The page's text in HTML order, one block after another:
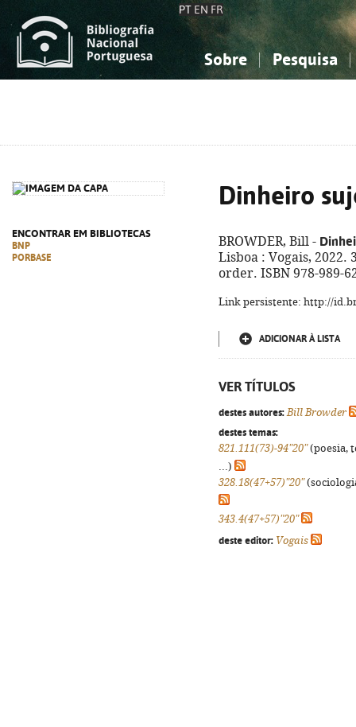
PT EN FR
Sobre Pesquisa
ENCONTRAR EM BIBLIOTECAS
BNP
PORBASE
Dinheiro
BROWDER, Bill -
Lisboa : Vogais, 2022.
order. ISBN 978-989-
Link persistente: http://
ADICIONAR À LISTA
VER TÍTULOS
destes autores: Bill Browder
destes temas:
821.111(73)-94"20"(poesia,
...)
328.18(47+57)"20"
343.4(47+57)"20"
deste editor: Vogais